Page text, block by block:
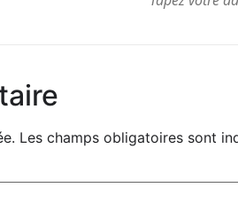
Les champs obligatoires sont